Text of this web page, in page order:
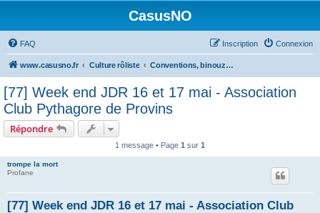
CasusNO
FAQ Connexion
Inscription
www.casusno.fr Culture rôliste Conventions, binouzes et recherche de joueurs
[77] Week end JDR 16 et 17 mai - Association
Club Pythagore de Provins
Répondre
1 message • Page 1 sur 1
trompe la mort
Profane
[77] Week end JDR 16 et 17 mai - Association Club